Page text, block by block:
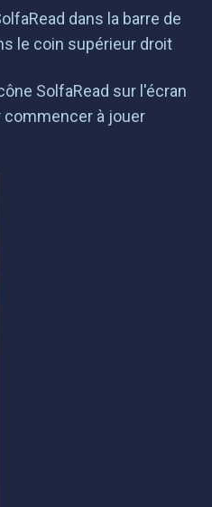
dans la barre de
le coin supérieur droit
SolfaRead sur l'écran
commencer à jouer